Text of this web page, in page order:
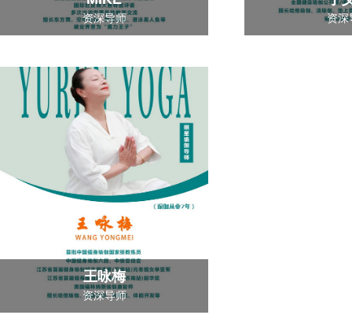
资深导师 资深
王咏梅
资深导师